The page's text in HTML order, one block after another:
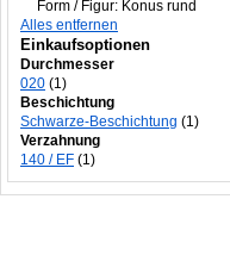
Form / Figur: Konus rund
Alles entfernen
Einkaufsoptionen
Durchmesser
020 (1)
Beschichtung
Schwarze-Beschichtung (1)
Verzahnung
140 / EF (1)